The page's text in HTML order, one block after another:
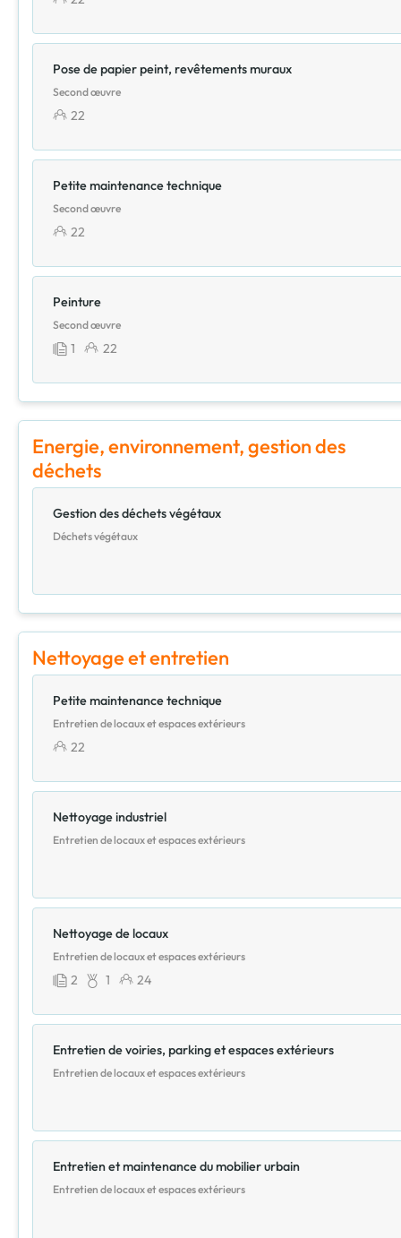
Pose de papier peint, revêtements muraux
Second œuvre
22
Petite maintenance technique
Second œuvre
22
Peinture
Second œuvre
1 22
Energie, environnement, gestion des
déchets
Gestion des déchets végétaux
Déchets végétaux
Nettoyage et entretien
Petite maintenance technique
Entretien de locaux et espaces extérieurs
22
Nettoyage industriel
Entretien de locaux et espaces extérieurs
Nettoyage de locaux
Entretien de locaux et espaces extérieurs
2 1 24
Entretien de voiries, parking et espaces extérieurs
Entretien de locaux et espaces extérieurs
Entretien et maintenance du mobilier urbain
Entretien de locaux et espaces extérieurs